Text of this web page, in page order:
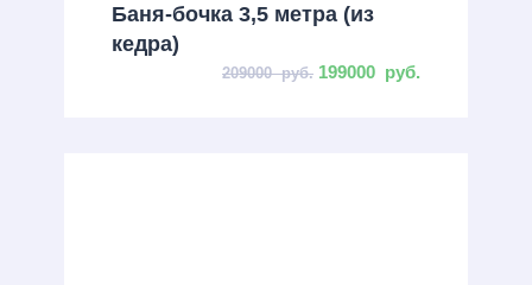
Баня-бочка 3,5 метра (из
кедра)
209000руб. 199000 руб.